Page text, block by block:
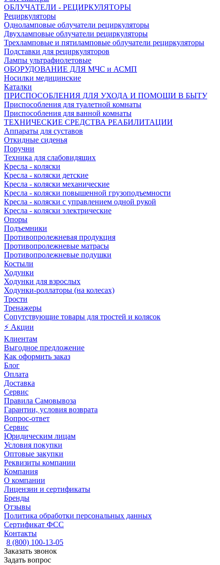
ОБЛУЧАТЕЛИ - РЕЦИРКУЛЯТОРЫ
Рециркуляторы
Одноламповые облучатели рециркуляторы
Двухламповые облучатели рециркуляторы
Трехламповые и пятиламповые облучатели рециркуляторы
Подставки для рециркуляторов
Лампы ультрафиолетовые
ОБОРУДОВАНИЕ ДЛЯ МЧС и АСМП
Носилки медицинские
Каталки
ПРИСПОСОБЛЕНИЯ ДЛЯ УХОДА И ПОМОЩИ В БЫТУ
Приспособления для туалетной комнаты
Приспособления для ванной комнаты
ТЕХНИЧЕСКИЕ СРЕДСТВА РЕАБИЛИТАЦИИ
Аппараты для суставов
Откидные сиденья
Поручни
Техника для слабовидящих
Кресла - коляски
Кресла - коляски детские
Кресла - коляски механические
Кресла - коляски повышенной грузоподъемности
Кресла - коляски с управлением одной рукой
Кресла - коляски электрические
Опоры
Подъемники
Противопролежневая продукция
Противопролежневые матрасы
Противопролежневые подушки
Костыли
Ходунки
Ходунки для взрослых
Ходунки-роллаторы (на колесах)
Трости
Тренажеры
Сопутствующие товары для тростей и колясок
⚡ Акции
Клиентам
Выгодное предложение
Как оформить заказ
Блог
Оплата
Доставка
Сервис
Правила Самовывоза
Гарантии, условия возврата
Вопрос-ответ
Сервис
Юридическим лицам
Условия покупки
Оптовые закупки
Реквизиты компании
Компания
О компании
Лицензии и сертификаты
Бренды
Отзывы
Политика обработки персональных данных
Сертификат ФСС
Контакты
8 (800) 100-13-05
Заказать звонок
Задать вопрос